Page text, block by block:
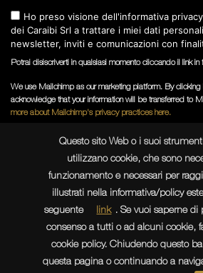
Questo sito Web o i suoi
utilizzano cookie, che sono
funzionamento e necessari per
illustrati nella informativa/policy
seguente
link . Se vuoi saperne di
consenso a tutti o ad alcuni cookie,
cookie policy. Chiudendo questo
questa pagina o continuando a
Ho preso visione dell'informativa
dei Caraibi Srl a trattare i miei dati
newsletter, inviti e comunicazioni con
Potrai disiscriverti in qualsiasi momento cliccando il link
We use Mailchimp as our marketing platform. By
acknowledge that your information will be transferred to
more about Mailchimp's privacy practices here.
P.IVA e C.F. 09971520011 - Reg. Imprese
CAPITALE SOCIALE I.V. 5.000.000,00 EUR